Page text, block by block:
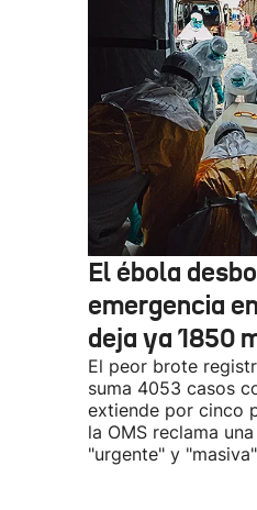
El ébola
emergencia
deja ya 1850
El peor brote
suma 4053 casos
extiende por cinco
la OMS reclama
"urgente" y